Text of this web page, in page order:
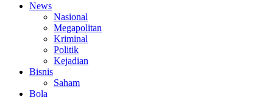
News
Nasional
Megapolitan
Kriminal
Politik
Kejadian
Bisnis
Saham
Bola